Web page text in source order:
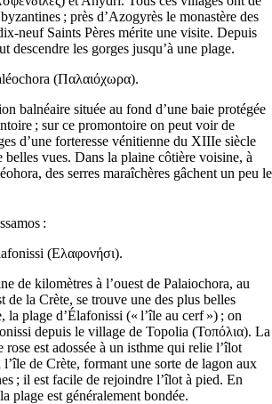
; près d’Azogyrès le monastère des
neuf Saints Pères mérite une visite. Depuis
descendre les gorges jusqu’à une plage.
(Παλαιόχωρα).
balnéaire située au fond d’une baie protégée
; sur ce promontoire on peut voir de
d’une forteresse vénitienne du XIIIe siècle
belles vues. Dans la plaine côtière voisine, à
des serres maraîchères gâchent un peu le
:
(Ελαφονήσι).
de kilomètres à l’ouest de Palaiochora, au
de la Crète, se trouve une des plus belles
la plage d’Élafonissi (« l’île au cerf ») ; on
depuis le village de Topolia (Τοπόλια). La
rose est adossée à un isthme qui relie l’îlot
l’île de Crète, formant une sorte de lagon aux
; il est facile de rejoindre l’îlot à pied. En
plage est généralement bondée.